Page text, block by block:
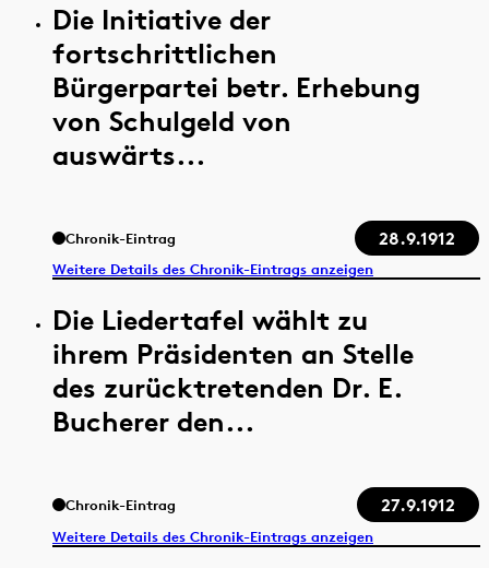
Die Initiative der
fortschrittlichen
Bürgerpartei betr. Erhebung
von Schulgeld von
auswärts...
Chronik-Eintrag 28.9.1912
Weitere Details des Chronik-Eintrags anzeigen
Die Liedertafel wählt zu
ihrem Präsidenten an Stelle
des zurücktretenden Dr. E.
Bucherer den...
Chronik-Eintrag 27.9.1912
Weitere Details des Chronik-Eintrags anzeigen